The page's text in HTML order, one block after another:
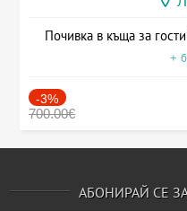
Почивка в къща за
+
-3%
700.00€
АБОНИРАЙ СЕ